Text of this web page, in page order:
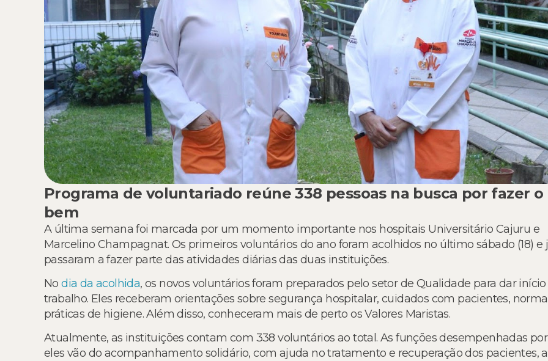
Programa de voluntariado reúne 338 pessoas na busca por fazer o
bem
A última semana foi marcada por um momento importante nos hospitais Universitário Cajuru e
Marcelino Champagnat. Os primeiros voluntários do ano foram acolhidos no último sábado (18) e
passaram a fazer parte das atividades diárias das duas instituições.
No dia da acolhida, os novos voluntários foram preparados pelo setor de Qualidade para dar
trabalho. Eles receberam orientações sobre segurança hospitalar, cuidados com pacientes,
práticas de higiene. Além disso, conheceram mais de perto os Valores Maristas.
Atualmente, as instituições contam com 338 voluntários ao total. As funções desempenhadas por
eles vão do acompanhamento solidário, com ajuda no tratamento e recuperação dos pacientes,